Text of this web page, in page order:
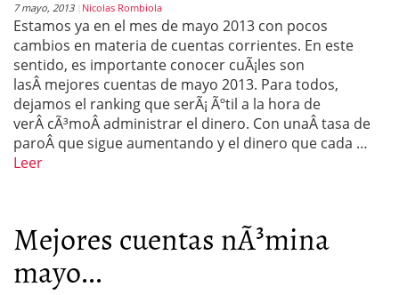
7 mayo, 2013 Nicolas Rombiola
Estamos ya en el mes de mayo 2013 con pocos
cambios en materia de cuentas corrientes. En este
sentido, es importante conocer cuÃ¡les son
lasÂ mejores cuentas de mayo 2013. Para todos,
dejamos el ranking que serÃ¡ Ãºtil a la hora de
verÂ cÃ³moÂ administrar el dinero. Con unaÂ tasa de
paroÂ que sigue aumentando y el dinero que cada …
Leer
Mejores cuentas nÃ³mina
mayo...